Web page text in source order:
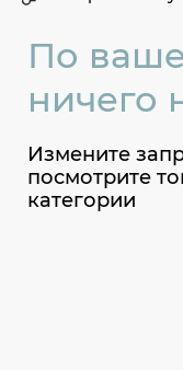
По
ничего
Измените
посмотрите
категории